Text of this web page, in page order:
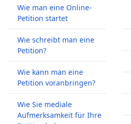
Wie man eine Online-
Petition startet
Wie schreibt man eine
Petition?
Wie kann man eine
Petition voranbringen?
Wie Sie mediale
Aufmerksamkeit für Ihre